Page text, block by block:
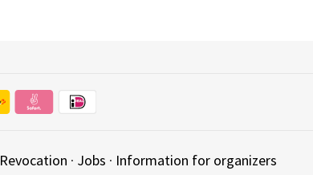
Revocation · Jobs · Information for organizers